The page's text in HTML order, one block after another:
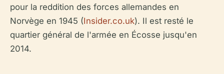
pour la reddition des forces allemandes en
Norvège en 1945 (Insider.co.uk). Il est resté le
quartier général de l'armée en Écosse jusqu'en
2014.